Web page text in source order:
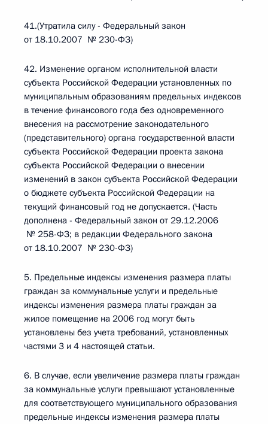
41.(Утратила силу - Федеральный закон
от 18.10.2007 № 230-ФЗ)
42. Изменение органом исполнительной власти
субъекта Российской Федерации установленных по
муниципальным образованиям предельных индексов
в течение финансового года без одновременного
внесения на рассмотрение законодательного
(представительного) органа государственной власти
субъекта Российской Федерации проекта закона
субъекта Российской Федерации о внесении
изменений в закон субъекта Российской Федерации
о бюджете субъекта Российской Федерации на
текущий финансовый год не допускается. (Часть
дополнена - Федеральный закон от 29.12.2006
№ 258-ФЗ; в редакции Федерального закона
от 18.10.2007 № 230-ФЗ)
5. Предельные индексы изменения размера платы
граждан за коммунальные услуги и предельные
индексы изменения размера платы граждан за
жилое помещение на 2006 год могут быть
установлены без учета требований, установленных
частями 3 и 4 настоящей статьи.
6. В случае, если увеличение размера платы граждан
за коммунальные услуги превышают установленные
для соответствующего муниципального образования
предельные индексы изменения размера платы